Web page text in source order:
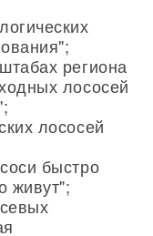
региона
лососей
лососей
быстро
живут";